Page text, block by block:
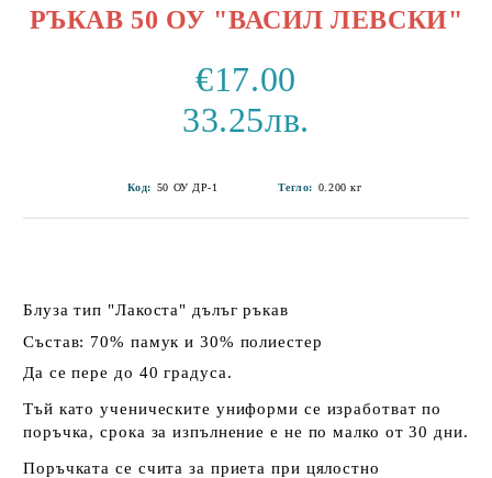
РЪКАВ 50 ОУ "ВАСИЛ ЛЕВСКИ"
€17.00
33.25лв.
Код: 50 ОУ ДР-1 Тегло: 0.200 кг
Блуза тип "Лакоста" дълъг ръкав
Състав: 70% памук и 30% полиестер
Да се пере до 40 градуса.
Тъй като ученическите униформи се изработват по
поръчка, срока за изпълнение е не по малко от 30 дни.
Поръчката се счита за приета при цялостно